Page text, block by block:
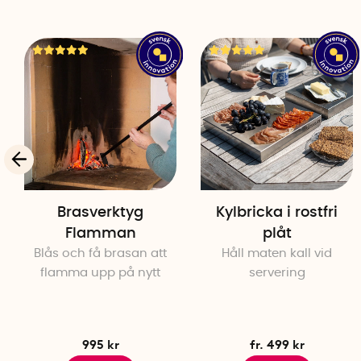
Brasverktyg
Flamman
Blås och få brasan att
flamma upp på nytt
995 kr
Kylbricka i rostfri
plåt
Håll maten kall vid
servering
fr. 499 kr